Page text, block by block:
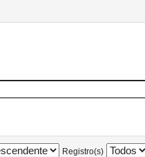
Registro(s)